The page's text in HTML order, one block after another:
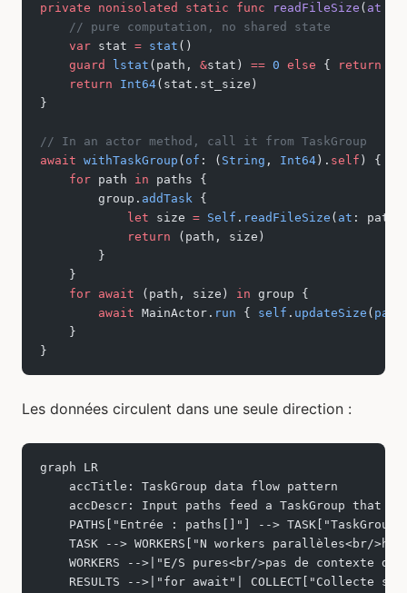
private nonisolated static func readFileSize ( at
    // pure computation, no shared state
    var
stat = stat ()
    guard
lstat (path, &stat) == 0 else { return
    return
Int64(stat.st_size)
}
// In an actor method, call it from TaskGroup
await withTaskGroup ( of : ( String , Int64 ). self ) {
    for
path in paths {
        group.
addTask {
            let
size = Self . readFileSize ( at : path)
            return
(path, size)
        }
    }
    for
await (path, size) in group {
        await
MainActor. run { self . updateSize ( path
    }
}
Les données circulent dans une seule direction :
graph LR
    accTitle: TaskGroup data flow pattern
accDescr: Input paths feed a TaskGroup that
PATHS["Entrée : paths[]"] -->
TASK --> WORKERS["N workers parallèles<br/
WORKERS -->|"E/S pures<br/>pas de contexte
RESULTS -->|"for await"| COLLECT["Collecte